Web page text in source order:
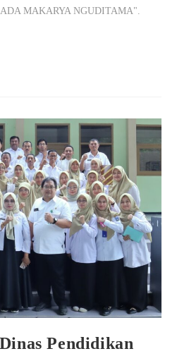
MAKARYA NGUDITAMA".
Pendidikan